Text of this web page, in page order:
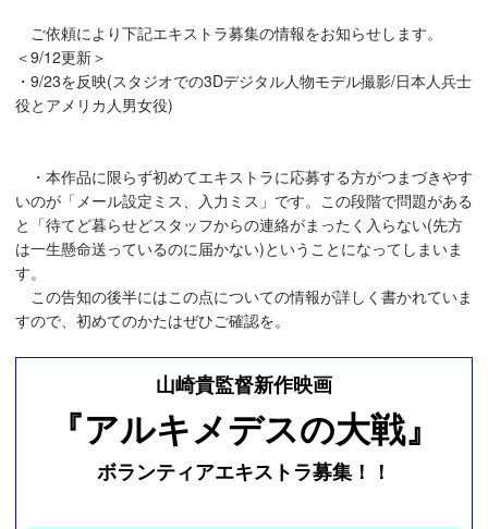
ご依頼により下記エキストラ募集の情報をお知らせします。
＜9/12更新＞
・9/23を反映(スタジオでの3Dデジタル人物モデル撮影/日本人兵士
役とアメリカ人男女役)
・本作品に限らず初めてエキストラに応募する方がつまづきやす
いのが「メール設定ミス、入力ミス」です。この段階で問題がある
と「待てど暮らせどスタッフからの連絡がまったく入らない(先方
は一生懸命送っているのに届かない)ということになってしまいま
す。
この告知の後半にはこの点についての情報が詳しく書かれていま
すので、初めてのかたはぜひご確認を。
山崎貴監督新作映画
『アルキメデスの大戦』
ボランティアエキストラ募集！！